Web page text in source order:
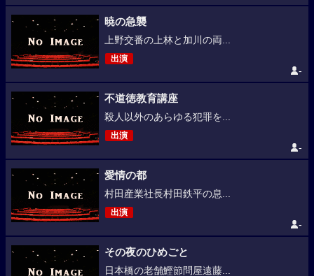
暁の急襲
上野交番の上林と加川の両...
出演
-
不道徳教育講座
殺人以外のあらゆる犯罪を...
出演
-
愛情の都
村田産業社長村田鉄平の息...
出演
-
その夜のひめごと
日本橋の老舗鰹節問屋遠藤...